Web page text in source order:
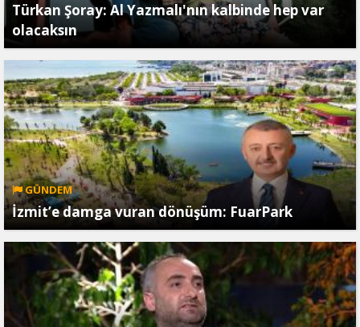
Türkan Şoray: Al Yazmalı'nın kalbinde hep var
olacaksın
GÜNDEM
İzmit’e damga vuran dönüşüm: FuarPark